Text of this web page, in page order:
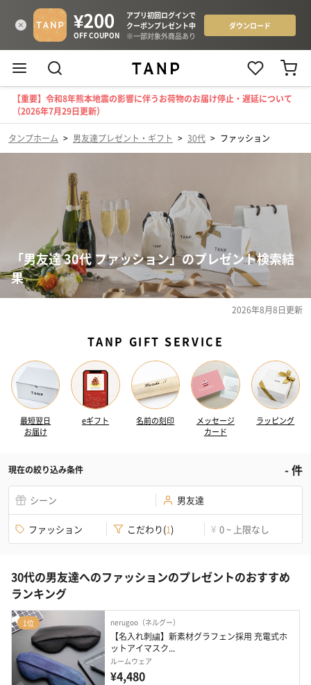
【重要】令和8年熊本地震の影響に伴うお荷物のお届け停止・遅延について
（2026年7月29日更新）
タンプホーム > 男友達プレゼント・ギフト > 30代 > ファッション
「男友達 30代 ファッション」のプレゼント検索結
果
2026年8月8日更新
TANP GIFT SERVICE
最短翌日
お届け
eギフト 名前の刻印
メッセージ
カード
ラッピング
現在の絞り込み条件 -件
シーン 男友達
ファッション こだわり(1) ¥ 0 ~ 上限なし
30代の男友達へのファッションのプレゼントのおすすめ
ランキング
1位 nerugoo（ネルグー）
【名入れ刺繍】新素材グラフェン採用 充電式ホ
ットアイマスク...
ルームウェア
¥4,480